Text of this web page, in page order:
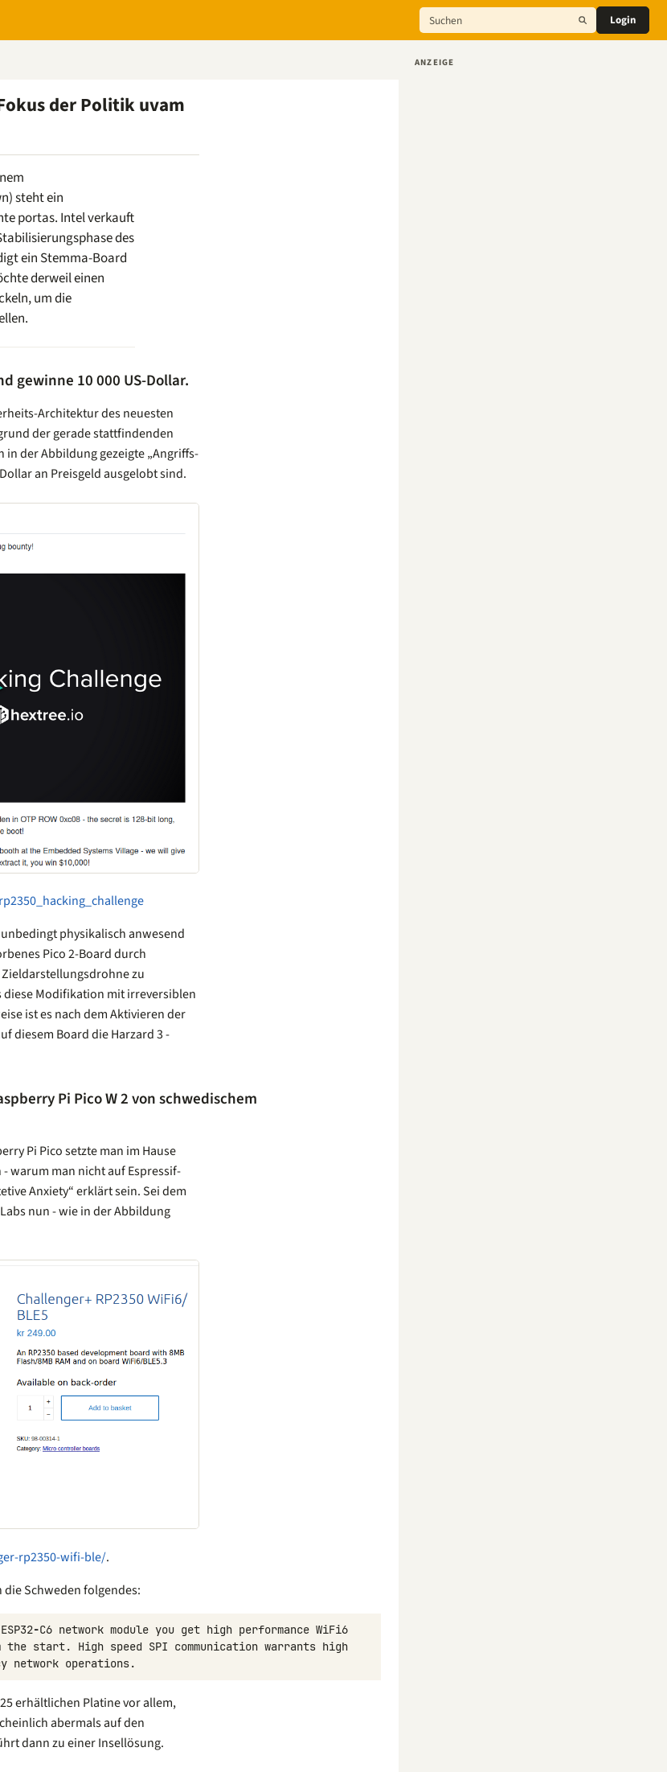
Login
der Politik uvam
steht ein
portas. Intel verkauft
des
ein Stemma-Board
derweil einen
um die
gewinne 10 000 US-Dollar.
Architektur des neuesten
der gerade stattfindenden
in der Abbildung gezeigte „Angriffs-
an Preisgeld ausgelobt sind.
physikalisch anwesend
Pico 2-Board durch
zu
Modifikation mit irreversiblen
ist es nach dem Aktivieren der
diesem Board die Harzard 3 -
Pi Pico W 2 von schwedischem
Pi Pico setzte man im Hause
warum man nicht auf Espressif-
Anxiety“ erklärt sein. Sei dem
nun - wie in der Abbildung
rp2350-wifi-ble/.
Schweden folgendes:
ESP32-C6 network module you get high performance WiFi6
the start. High speed SPI communication warrants high
network operations.
erhältlichen Platine vor allem,
abermals auf den
dann zu einer Insellösung.
ANZEIGE